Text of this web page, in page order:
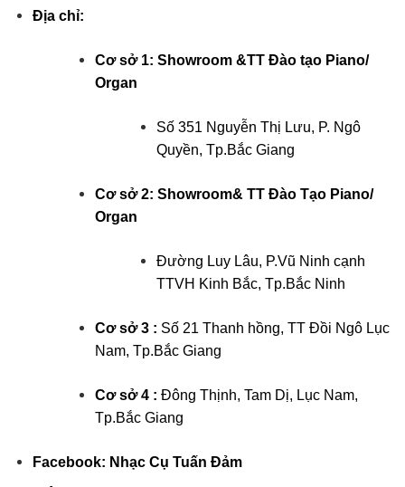
Địa chỉ:
Cơ sở 1: Showroom &TT Đào tạo Piano/
Organ
Số 351 Nguyễn Thị Lưu, P. Ngô
Quyền, Tp.Bắc Giang
Cơ sở 2: Showroom& TT Đào Tạo Piano/
Organ
Đường Luy Lâu, P.Vũ Ninh cạnh
TTVH Kinh Bắc, Tp.Bắc Ninh
Cơ sở 3 : Số 21 Thanh hồng, TT Đồi Ngô Lục
Nam, Tp.Bắc Giang
Cơ sở 4 : Đông Thịnh, Tam Dị, Lục Nam,
Tp.Bắc Giang
Facebook: Nhạc Cụ Tuấn Đảm